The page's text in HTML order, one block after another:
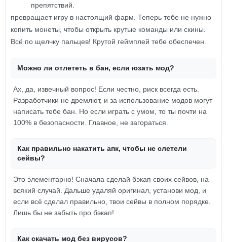
препятствий.
превращает игру в настоящий фарм. Теперь тебе не нужно
копить монеты, чтобы открыть крутые команды или скины.
Всё по щелчку пальцев! Крутой геймплей тебе обеспечен.
Можно ли отлететь в бан, если юзать мод?
Ах, да, извечный вопрос! Если честно, риск всегда есть.
Разработчики не дремлют, и за использование модов могут
написать тебе бан. Но если играть с умом, то ты почти на
100% в безопасности. Главное, не загораться.
Как правильно накатить апк, чтобы не слетели
сейвы?
Это элементарно! Сначала сделай бэкап своих сейвов, на
всякий случай. Дальше удаляй оригинал, установи мод, и
если всё сделал правильно, твои сейвы в полном порядке.
Лишь бы не забыть про бэкап!
Как скачать мод без вирусов?